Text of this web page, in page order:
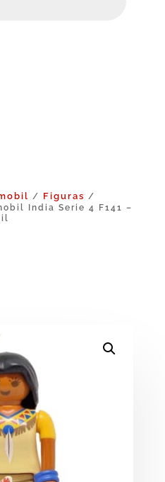
/ Figuras /
India Serie 4 F141 –